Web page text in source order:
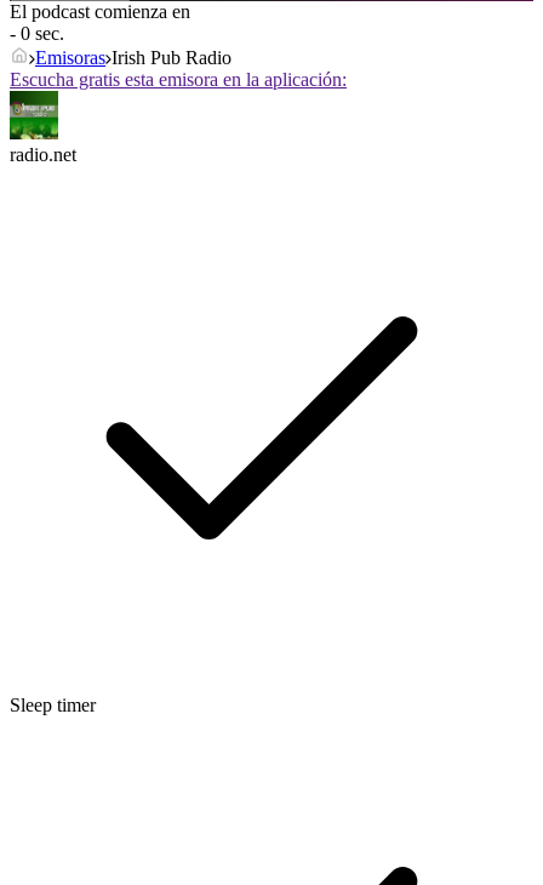
El podcast comienza en
- 0 sec.
Emisoras Irish Pub Radio
Escucha gratis esta emisora en la aplicación:
radio.net
Sleep timer